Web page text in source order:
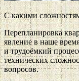
С какими
Перепланировка
явление в наше
и трудоёмкий
технических
вопросов.